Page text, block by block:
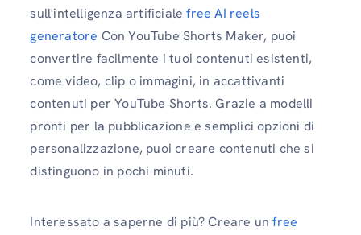
sull'intelligenza artificiale free AI reels
generatore Con YouTube Shorts Maker, puoi
convertire facilmente i tuoi contenuti esistenti,
come video, clip o immagini, in accattivanti
contenuti per YouTube Shorts. Grazie a modelli
pronti per la pubblicazione e semplici opzioni di
personalizzazione, puoi creare contenuti che si
distinguono in pochi minuti.
Interessato a saperne di più? Creare unfree